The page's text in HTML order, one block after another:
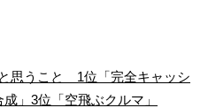
思うこと 1位「完全キャッシ
」3位「空飛ぶクルマ」